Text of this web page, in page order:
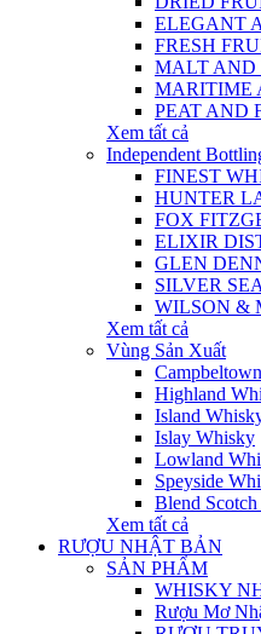
ELEGANT
FRESH
MALT AND
MARITIME
PEAT AND
Xem tất cả
Independent
FINEST
HUNTER
FOX
ELIXIR
GLEN
SILVER
WILSON &
Xem tất cả
Vùng Sản Xuất
Highland
Island
Islay Whisky
Lowland
Speyside
Blend
Xem tất cả
RƯỢU NHẬT BẢN
SẢN PHẨM
WHISKY
Rượu Mơ